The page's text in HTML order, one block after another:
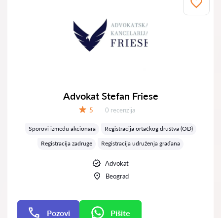
Advokat Stefan Friese
5 Recenzija:
0 recenzija
Sporovi između akcionara
Registracija ortačkog društva (OD)
Registracija zadruge
Registracija udruženja građana
Advokat
Beograd
Pozovi Pišite